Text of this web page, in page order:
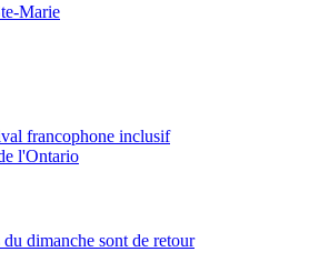
Marie
francophone inclusif
l'Ontario
dimanche sont de retour